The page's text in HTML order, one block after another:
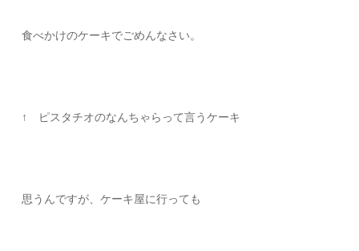
食べかけのケーキでごめんなさい。
↑ ピスタチオのなんちゃらって言うケーキ
思うんですが、ケーキ屋に行っても